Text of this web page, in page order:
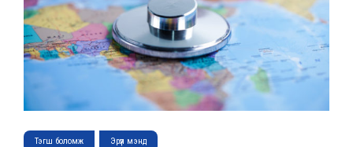
Тэгш боломж Эрүүл мэнд